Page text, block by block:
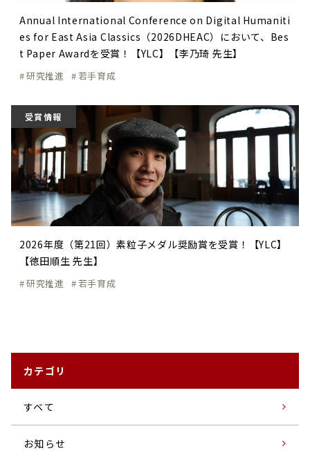
Annual International Conference on Digital Humaniti
es for East Asia Classics（2026DHEAC）において、Bes
t Paper Awardを受賞！【YLC】【李乃琦 先生】
研究推進 若手育成
受賞情報
2026年度（第21回）素粒子メダル奨励賞を受賞！【YLC】
【徳田順生 先生】
研究推進 若手育成
カテゴリ
すベて
お知らせ